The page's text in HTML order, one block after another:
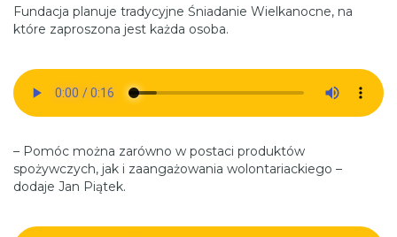
Fundacja planuje tradycyjne Śniadanie Wielkanocne, na
które zaproszona jest każda osoba.
– Pomóc można zarówno w postaci produktów
spożywczych, jak i zaangażowania wolontariackiego –
dodaje Jan Piątek.